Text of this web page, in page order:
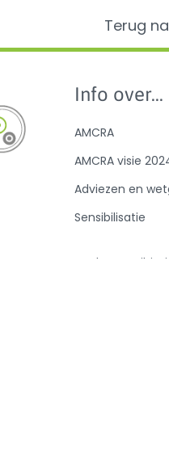
Terug
Info over...
AMCRA
AMCRA visie
Adviezen en
Sensibilisatie
Analyse